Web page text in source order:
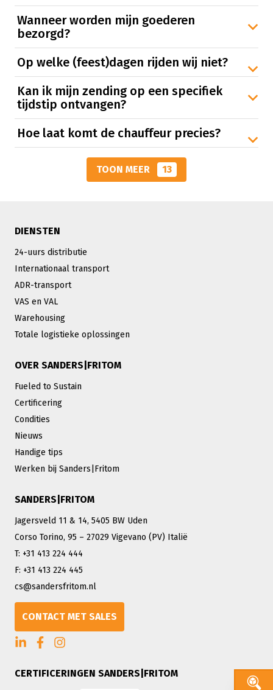
Wanneer worden mijn goederen
bezorgd?
Op welke (feest)dagen rijden wij niet?
Kan ik mijn zending op een specifiek
tijdstip ontvangen?
Hoe laat komt de chauffeur precies?
TOON MEER 13
DIENSTEN
24-uurs distributie
Internationaal transport
ADR-transport
VAS en VAL
Warehousing
Totale logistieke oplossingen
OVER SANDERS|FRITOM
Fueled to Sustain
Certificering
Condities
Nieuws
Handige tips
Werken bij Sanders|Fritom
SANDERS|FRITOM
Jagersveld 11 & 14, 5405 BW Uden
Corso Torino, 95 – 27029 Vigevano (PV) Italië
T: +31 413 224 444
F: +31 413 224 445
cs@sandersfritom.nl
CONTACT MET SALES
CERTIFICERINGEN SANDERS|FRITOM